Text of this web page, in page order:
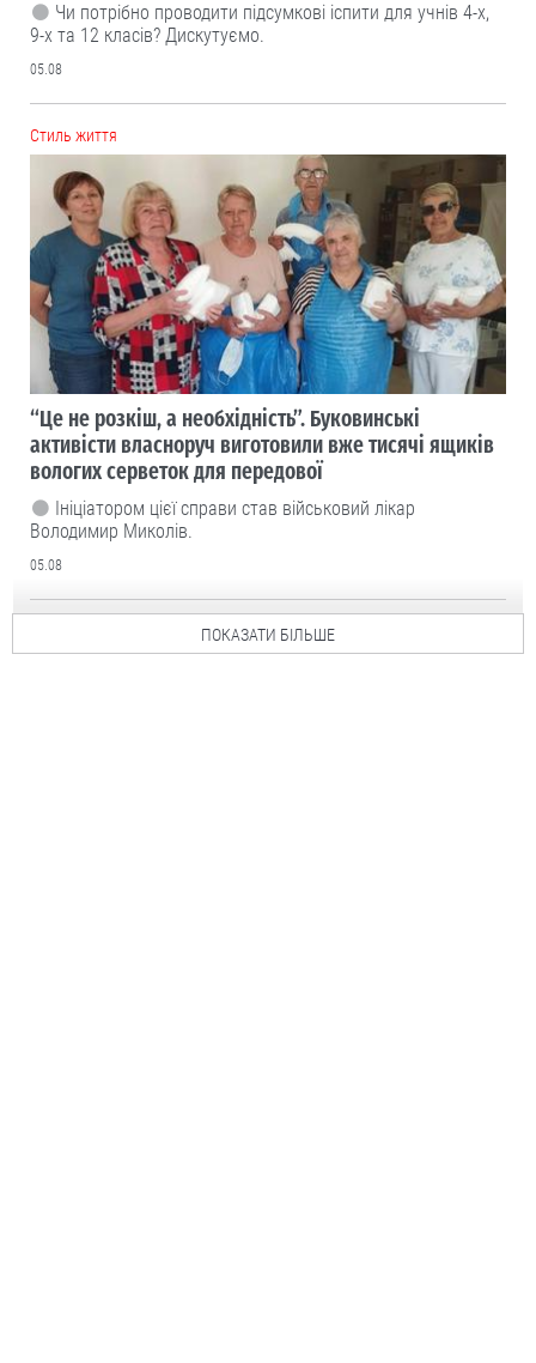
Чи потрібно проводити підсумкові іспити для учнів 4-х,
9-х та 12 класів? Дискутуємо.
05.08
Cтиль життя
“Це не розкіш, а необхідність”. Буковинські
активісти власноруч виготовили вже тисячі ящиків
вологих серветок для передової
Ініціатором цієї справи став військовий лікар
Володимир Миколів.
05.08
ПОКАЗАТИ БІЛЬШЕ